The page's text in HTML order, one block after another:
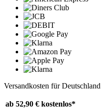
Versandkosten für Deutschland
ab 52,90 € kostenlos*